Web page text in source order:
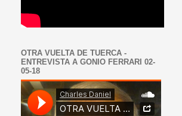
OTRA VUELTA DE TUERCA -
ENTREVISTA A GONIO FERRARI 02-
05-18